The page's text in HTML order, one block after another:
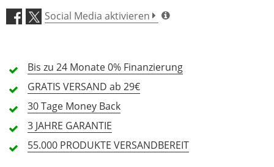
5 Sterne
4 Sterne
2 Sterne
1 Sterne
Alle Sprachen
Social Media aktivieren
Bis zu 24 Monate0% Finanzierung
GRATIS VERSAND ab 29€
30 Tage Money Back
3 JAHRE GARANTIE
55.000 PRODUKTE VERSANDBEREIT